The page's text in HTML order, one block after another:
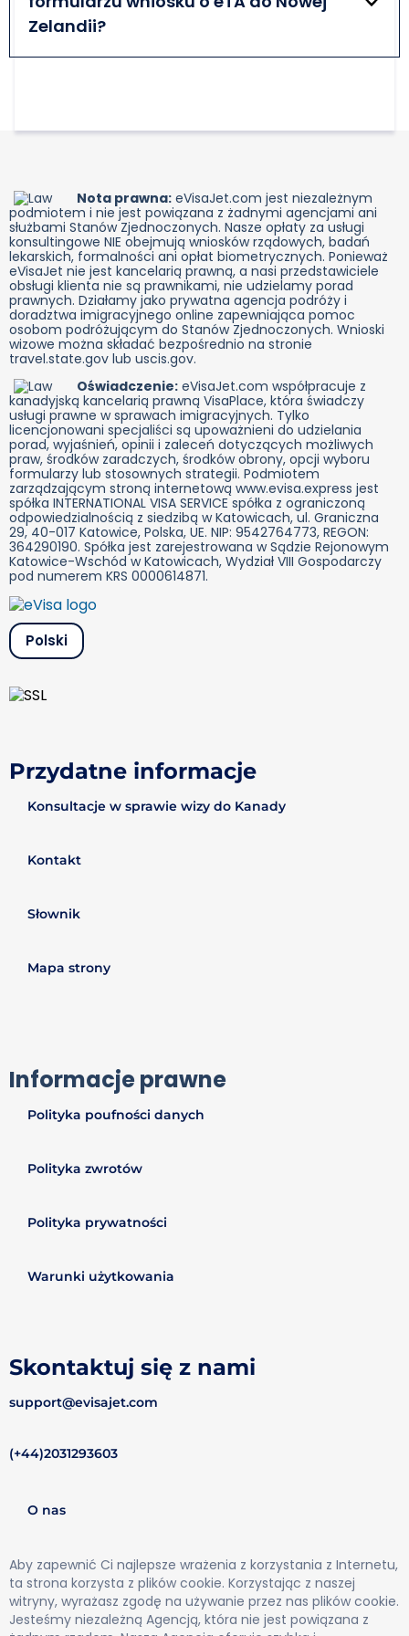
wyjazdu z Nowej Zelandii.
Zelandii?
Ubieganie się o NZeTA wymaga podania
danych paszportowych, szczegółów podróży i
Nota prawna: eVisaJet.com jest niezależnym
podmiotem i nie jest powiązana z żadnymi agencjami ani
służbami Stanów Zjednoczonych. Nasze opłaty za usługi
konsultingowe NIE obejmują wniosków rządowych, badań
lekarskich, formalności ani opłat biometrycznych. Ponieważ
eVisaJet nie jest kancelarią prawną, a nasi przedstawiciele
obsługi klienta nie są prawnikami, nie udzielamy porad
prawnych. Działamy jako prywatna agencja podróży i
doradztwa imigracyjnego online zapewniająca pomoc
osobom podróżującym do Stanów Zjednoczonych. Wnioski
wizowe można składać bezpośrednio na stronie
travel.state.gov lub uscis.gov.
Oświadczenie: eVisaJet.com współpracuje z
kanadyjską kancelarią prawną VisaPlace, która świadczy
usługi prawne w sprawach imigracyjnych. Tylko
licencjonowani specjaliści są upoważnieni do udzielania
porad, wyjaśnień, opinii i zaleceń dotyczących możliwych
praw, środków zaradczych, środków obrony, opcji wyboru
formularzy lub stosownych strategii. Podmiotem
zarządzającym stroną internetową www.evisa.express jest
spółka INTERNATIONAL VISA SERVICE spółka z ograniczoną
odpowiedzialnością z siedzibą w Katowicach, ul. Graniczna
29, 40-017 Katowice, Polska, UE. NIP: 9542764773, REGON:
364290190. Spółka jest zarejestrowana w Sądzie Rejonowym
Katowice-Wschód w Katowicach, Wydział VIII Gospodarczy
pod numerem KRS 0000614871.
Polski
Przydatne informacje
Konsultacje w sprawie wizy do Kanady
Kontakt
Słownik
Mapa strony
Informacje prawne
Polityka poufności danych
Polityka zwrotów
Polityka prywatności
Warunki użytkowania
Skontaktuj się z nami
support@evisajet.com
(+44)2031293603
O nas
Aby zapewnić Ci najlepsze wrażenia z korzystania z Internetu,
ta strona korzysta z plików cookie. Korzystając z naszej
witryny, wyrażasz zgodę na używanie przez nas plików cookie.
Jesteśmy niezależną Agencją, która nie jest powiązana z